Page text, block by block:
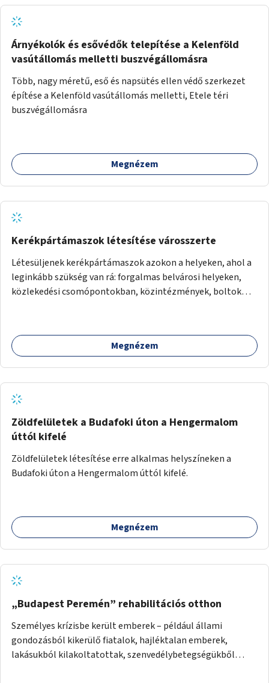
Árnyékolók és esővédők telepítése a Kelenföld
vasútállomás melletti buszvégállomásra
Több, nagy méretű, eső és napsütés ellen védő szerkezet
építése a Kelenföld vasútállomás melletti, Etele téri
buszvégállomásra
Megnézem
Kerékpártámaszok létesítése városszerte
Létesüljenek kerékpártámaszok azokon a helyeken, ahol a
leginkább szükség van rá: forgalmas belvárosi helyeken,
közlekedési csomópontokban, közintézmények, boltok
Megnézem
Zöldfelületek a Budafoki úton a Hengermalom
úttól kifelé
Zöldfelületek létesítése erre alkalmas helyszíneken a
Budafoki úton a Hengermalom úttól kifelé.
Megnézem
„Budapest Peremén” rehabilitációs otthon
Személyes krízisbe került emberek – például állami
gondozásból kikerülő fiatalok, hajléktalan emberek,
lakásukból kilakoltatottak, szenvedélybetegségükből